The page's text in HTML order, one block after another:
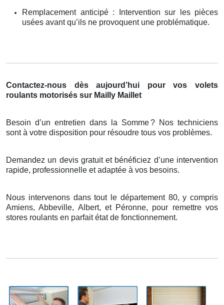
Remplacement anticipé : Intervention sur les pièces
usées avant qu’ils ne provoquent une problématique.
Contactez-nous dès aujourd’hui pour vos volets
roulants motorisés sur Mailly Maillet
Besoin d’un entretien dans la Somme? Nos techniciens
sontà votre disposition pour résoudre tous vos probl èmes.
Demandez un devis gratuit et bénéficiez d’une intervention
rapide, professionnelle et adaptée à vos besoins.
Nous intervenons dans tout le département 80, y compris
Amiens, Abbeville, Albert, et Péronne, pour remettre vos
stores roulants en parfait état de fonctionnement.